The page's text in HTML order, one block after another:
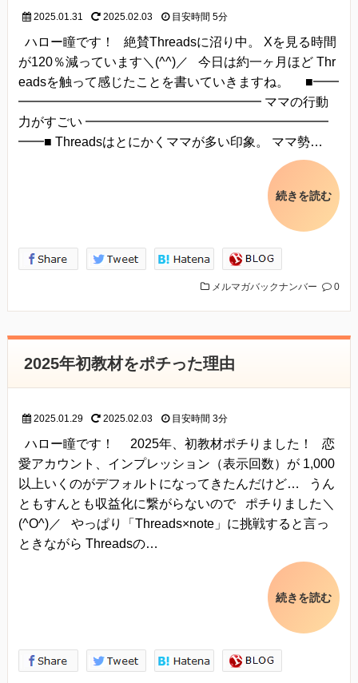
2025.01.31 2025.02.03 目安時間 5分
ハロー瞳です！ 絶賛Threadsに沼り中。 Xを見る時間
が120％減っています＼(^^)／ 今日は約一ヶ月ほど Thr
eadsを触って感じたことを書いていきますね。 ■━━
━━━━━━━━━━━━━━━━━━━ ママの行動
力がすごい ━━━━━━━━━━━━━━━━━━━
━━■ Threadsはとにかくママが多い印象。 ママ勢…
続きを読む
メルマガバックナンバー 0
2025年初教材をポチった理由
2025.01.29 2025.02.03 目安時間 3分
ハロー瞳です！ 2025年、初教材ポチりました！ 恋
愛アカウント、インプレッション（表示回数）が 1,000
以上いくのがデフォルトになってきたんだけど… うん
ともすんとも収益化に繋がらないので ポチりました＼
(^O^)／ やっぱり「Threads×note」に挑戦すると言っ
ときながら Threadsの…
続きを読む